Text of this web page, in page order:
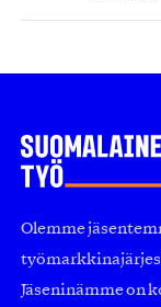
Olemme
Jäseninämme on